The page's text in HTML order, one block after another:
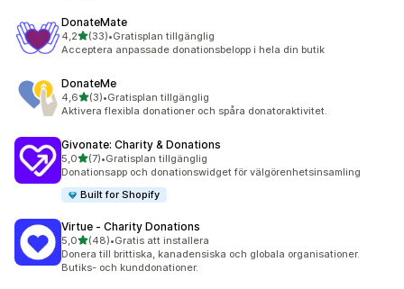
DonateMate
4,2av 5 stjärnor
(33)
33 recensioner totalt
•Gratisplan tillgänglig
Acceptera anpassade donationsbelopp i hela din butik
DonateMe
4,6av 5 stjärnor
(3)
3 recensioner totalt
•Gratisplan tillgänglig
Aktivera flexibla donationer och spåra donatoraktivitet.
Givonate: Charity & Donations
5,0av 5 stjärnor
(7)
7 recensioner totalt
•Gratisplan tillgänglig
Donationsapp och donationswidget för välgörenhetsinsamling
Built for Shopify
Virtue ‑ Charity Donations
5,0av 5 stjärnor
(48)
48 recensioner totalt
•Gratis att installera
Donera till brittiska, kanadensiska och globala organisationer.
Butiks- och kunddonationer.